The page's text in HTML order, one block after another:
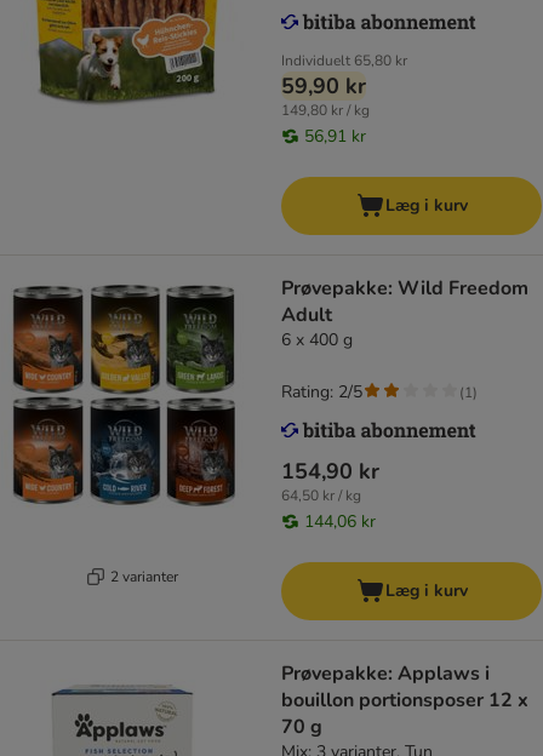
Individuelt 65,80 kr
59,90 kr
149,80 kr / kg
56,91 kr
Læg i kurv
2 varianter
Prøvepakke: Wild Freedom
Adult
6 x 400 g
154,90 kr
64,50 kr / kg
144,06 kr
Rating: 2/5 (1)
Læg i kurv
Prøvepakke: Applaws i
bouillon portionsposer 12 x
70 g